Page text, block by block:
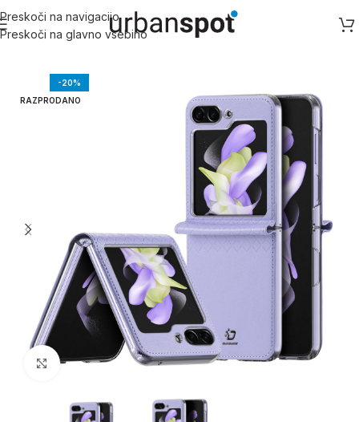
Preskoči na navigacijo
Preskoči na glavno vsebino
Domov/Samsung/Samsung Z serija Galaxy Z Flip 5
-20%
RAZPRODANO
Kliknite za povečavo